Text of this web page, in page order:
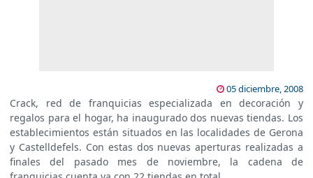
05 diciembre, 2008
Crack, red de franquicias especializada en decoración y
regalos para el hogar, ha inaugurado dos nuevas tiendas. Los
establecimientos están situados en las localidades de Gerona
y Castelldefels. Con estas dos nuevas aperturas realizadas a
finales del pasado mes de noviembre, la cadena de